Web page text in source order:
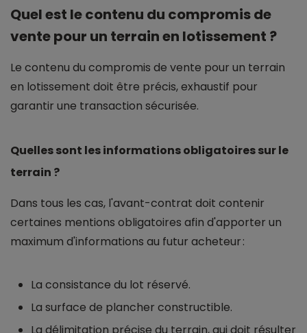
Quel est le contenu du compromis de
vente pour un terrain en lotissement ?
Le contenu du compromis de vente pour un terrain
en lotissement doit être précis, exhaustif pour
garantir une transaction sécurisée.
Quelles sont les informations obligatoires sur le
terrain ?
Dans tous les cas, l'avant-contrat doit contenir
certaines mentions obligatoires afin d'apporter un
maximum d'informations au futur acheteur :
La consistance du lot réservé.
La surface de plancher constructible.